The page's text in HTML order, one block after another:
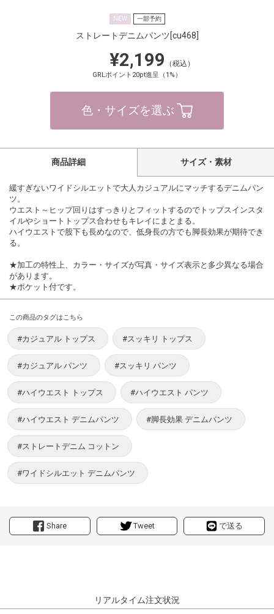
NEW 一部予約
ストレートデニムパンツ[cu468]
¥2,199 （税込）
GRLポイント20pt進呈（1%）
色・サイズを選ぶ
Share Tweet で送る
商品詳細 サイズ・素材
緩すぎないワイドシルエットで大人カジュアルにマッチするデニムパン
ツ。
ウエスト～ヒップ回りはすっきりとフィットするのでトップスインスタ
イルやショートトップス合わせもキレイにまとまる。
ハイウエストで股下も長めなので、低身長の方でも脚長効果が期待でき
る。
★加工の特性上、カラー・サイズが写真・サイズ表示と多少異なる場合
があります。
★ポケット付です。
この商品のタグはこちら
#カジュアル トップス #スッキリ トップス
#カジュアル パンツ #スッキリ パンツ
#ハイウエスト トップス #ハイウエスト パンツ
#ハイウエスト デニムパンツ #脚長効果 デニムパンツ
#ストレートデニム コットン
#ワイドシルエット デニムパンツ
リアルタイム注文状況